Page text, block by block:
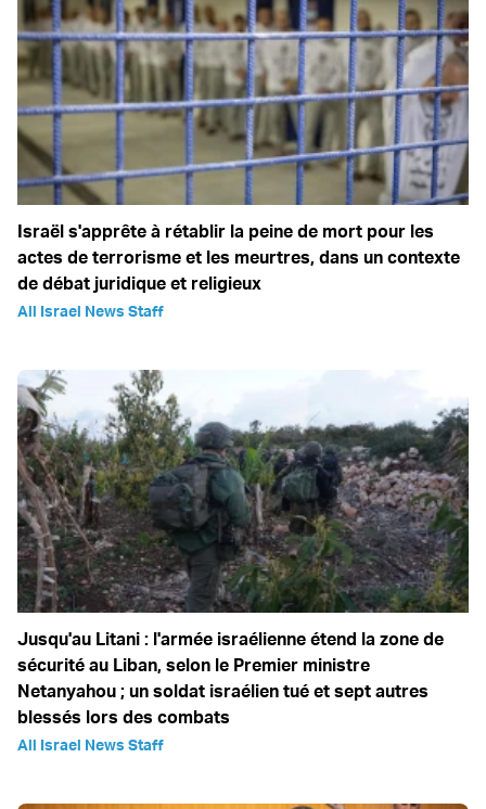
Israël s'apprête à rétablir la peine de mort pour les
actes de terrorisme et les meurtres, dans un contexte
de débat juridique et religieux
All Israel News Staff
Jusqu'au Litani : l'armée israélienne étend la zone de
sécurité au Liban, selon le Premier ministre
Netanyahou ; un soldat israélien tué et sept autres
blessés lors des combats
All Israel News Staff